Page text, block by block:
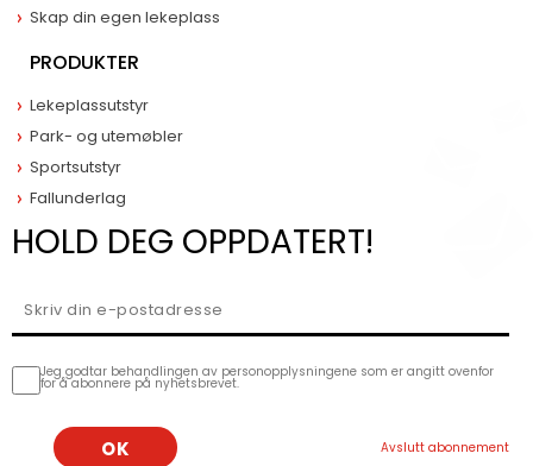
Skap din egen lekeplass
PRODUKTER
Lekeplassutstyr
Park- og utemøbler
Sportsutstyr
Fallunderlag
HOLD DEG OPPDATERT!
Jeg godtar behandlingen av personopplysningene som er angitt ovenfor
for å abonnere på nyhetsbrevet.